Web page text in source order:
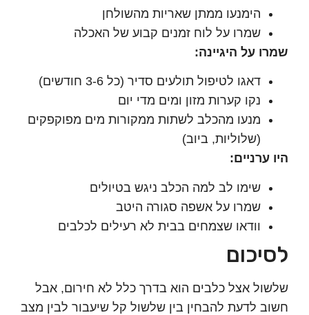
הימנעו ממתן שאריות מהשולחן
שמרו על לוח זמנים קבוע של האכלה
על היגיינה:
דאגו לטיפול תולעים סדיר (כל 3-6 חודשים)
נקו קערות מזון ומים מדי יום
מנעו מהכלב לשתות ממקורות מים מפוקפקים
(שלוליות, ביוב)
שימו לב למה הכלב ניגש בטיולים
שמרו על אשפה סגורה היטב
וודאו שצמחים בבית לא רעילים לכלבים
אצל כלבים הוא בדרך כלל לא חירום, אבל
לדעת להבחין בין שלשול קל שיעבור לבין מצב